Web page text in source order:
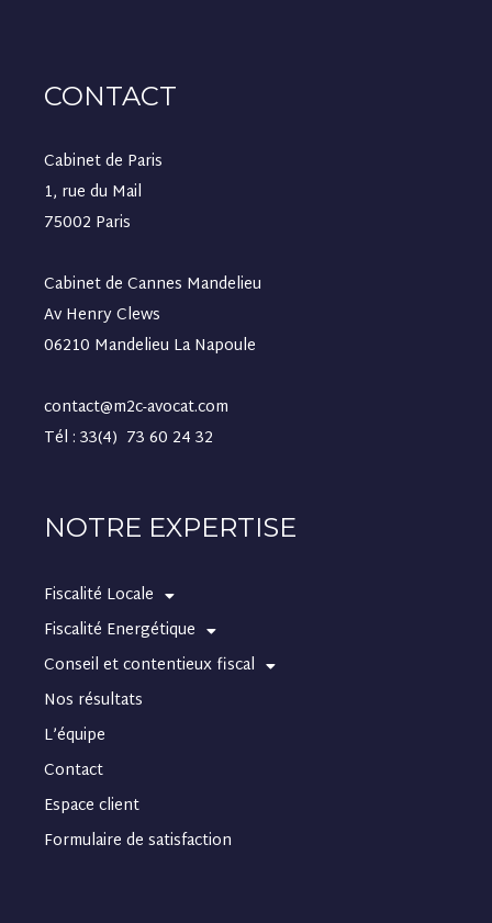
CONTACT
Cabinet de Paris
1, rue du Mail
75002 Paris
Cabinet de Cannes Mandelieu
Av Henry Clews
06210 Mandelieu La Napoule
contact@m2c-avocat.com
Tél : 33(4) 73 60 24 32
NOTRE EXPERTISE
Fiscalité Locale
Fiscalité Energétique
Conseil et contentieux fiscal
Nos résultats
L’équipe
Contact
Espace client
Formulaire de satisfaction